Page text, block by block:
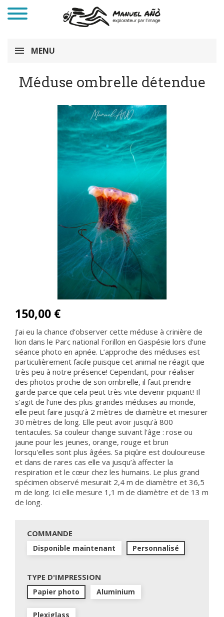
MENU
Méduse ombrelle détendue
150,00 €
J’ai eu la chance d’observer cette méduse à crinière de
lion dans le Parc national Forillon en Gaspésie lors d’une
séance photo en apnée. L’approche des méduses est
particulièrement facile puisque cet animal ne réagit que
très peu à notre présence! Cependant, pour réaliser
des photos proche de son ombrelle, il faut prendre
garde parce que cela peut très vite devenir piquant! Il
s’agit de l’une des plus grandes méduses au monde,
elle peut faire jusqu’à 2 mètres de diamètre et mesurer
30 mètres de long. Elle peut avoir jusqu’à 800
tentacules. Sa couleur change suivant l'âge : rose ou
jaune pour les jeunes, orange, rouge et brun
lorsqu'elles sont plus âgées. Sa piqûre est douloureuse
et dans de rares cas elle va jusqu’à affecter la
respiration et le cœur chez les humains. Le plus grand
spécimen observé mesurait 2,4 m de diamètre et 36,5
m de long. Ici elle mesure 1,1 m de diamètre et de 13 m
de long.
COMMANDE
Disponible maintenant Personnalisé
TYPE D'IMPRESSION
Papier photo Aluminium
Plexiglass